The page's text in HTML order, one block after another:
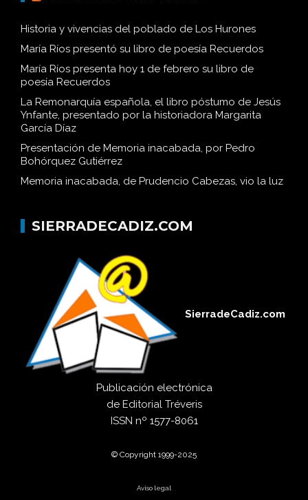
Historia y vivencias del poblado de Los Hurones
María Ríos presentó su libro de poesía Recuerdos
María Ríos presenta hoy 1 de febrero su libro de
poesía Recuerdos
La Remonarquía española, el libro póstumo de Jesús
Ynfante, presentado por la historiadora Margarita
García Díaz
Presentación de Memoria inacabada, por Pedro
Bohórquez Gutiérrez
Memoria inacabada, de Prudencio Cabezas, vio la luz
SIERRADECADIZ.COM
SierradeCadiz.com
Publicación electrónica
de Editorial Tréveris
ISSN nº 1577-8061
© Copyright 1999-2025
Aviso legal